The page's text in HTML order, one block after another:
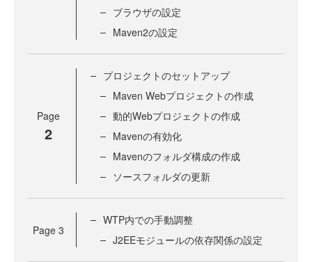
ブラウザの設定
Maven2の設定
Page
2
プロジェクトのセットアップ
Maven Webプロジェクトの作成
動的Webプロジェクトの作成
Mavenの有効化
Mavenのフォルダ構成の作成
ソースフォルダの更新
Page 3
WTP内での手動調整
J2EEモジュールの依存関係の設定